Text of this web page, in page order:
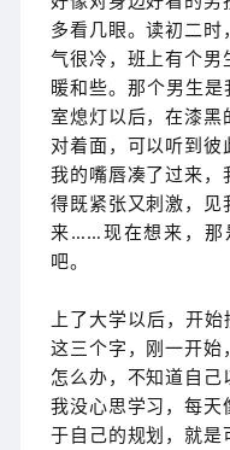
多看几眼。读初二时
气很冷，班上有个男
暖和些。那个男生是
室熄灯以后，在漆
对着面，可以听到彼
我的嘴唇凑了过来，
得既紧张又刺激，见
来……现在想来，那
吧。
上了大学以后，开始
这三个字，刚一开始
怎么办，不知道自己
我没心思学习，每天
于自己的规划，就是